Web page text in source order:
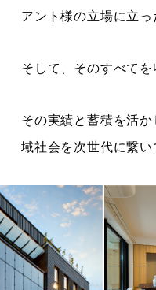
アント様の立場に立っ
そして、そのすべて
その実績と蓄積を活
域社会を次世代に繋い